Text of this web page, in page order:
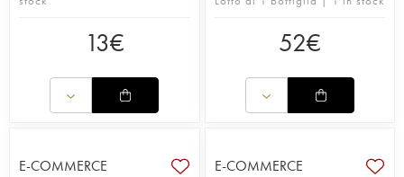
13€ 52€
E-COMMERCE E-COMMERCE